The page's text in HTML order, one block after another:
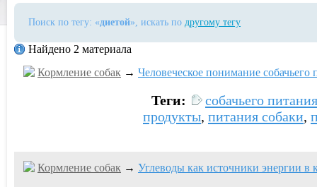
Поиск по тегу: «диетой», искать по другому тегу
Найдено 2 материала
Кормление собак → Человеческое понимание собачьего
Теги:
собачьего питания
продукты, питания собаки,
Кормление собак → Углеводы как источники энергии в